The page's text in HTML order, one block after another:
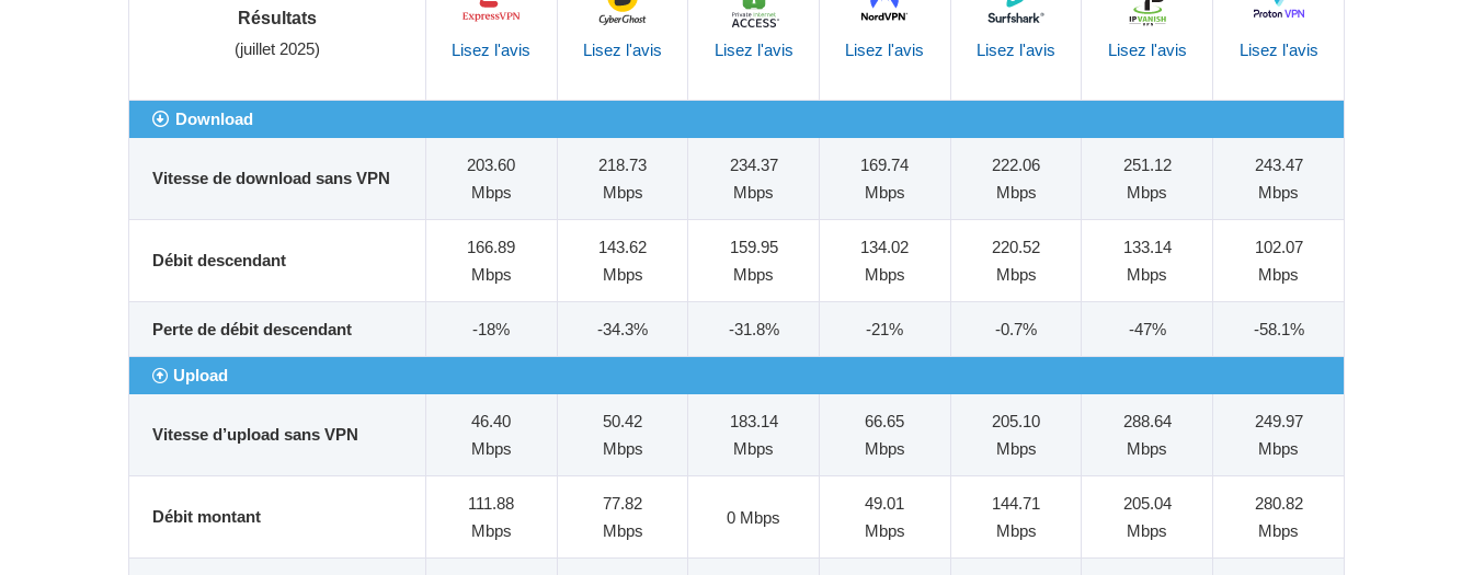
Résultats
(juillet 2025)
Lisez l'avis Lisez l'avis Lisez l'avis Lisez l'avis Lisez l'avis Lisez l'avis Lisez l'avis
Download
Vitesse de download sans VPN
203.60
Mbps
218.73
Mbps
234.37
Mbps
169.74
Mbps
222.06
Mbps
251.12
Mbps
243.47
Mbps
Débit descendant
166.89
Mbps
143.62
Mbps
159.95
Mbps
134.02
Mbps
220.52
Mbps
133.14
Mbps
102.07
Mbps
Perte de débit descendant -18% -34.3% -31.8% -21% -0.7% -47% -58.1%
Upload
Vitesse d’upload sans VPN
46.40
Mbps
50.42
Mbps
183.14
Mbps
66.65
Mbps
205.10
Mbps
288.64
Mbps
249.97
Mbps
Débit montant
111.88
Mbps
77.82
Mbps
0 Mbps
49.01
Mbps
144.71
Mbps
205.04
Mbps
280.82
Mbps